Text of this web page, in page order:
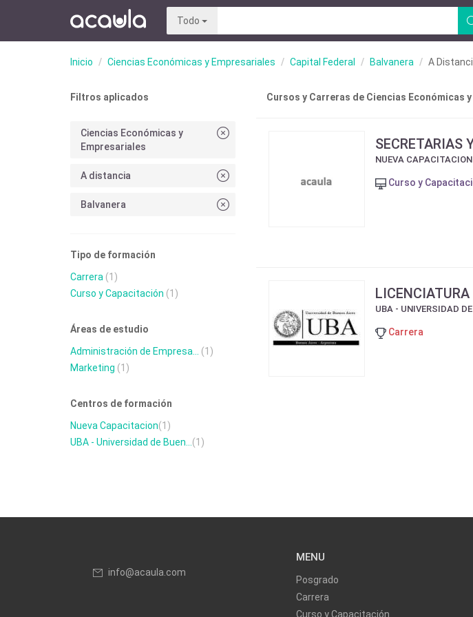
Todo
Inicio Ciencias Económicas y Empresariales Capital Federal Balvanera A
Filtros aplicados
Ciencias Económicas y
Empresariales
A distancia
Balvanera
Tipo de formación
Carrera (1)
Curso y Capacitación (1)
Áreas de estudio
Administración de Empresa...
(1)
Marketing (1)
Centros de formación
Nueva Capacitacion(1)
UBA - Universidad de Buen... (1)
Cursos y Carreras de Ciencias Económicas
SECRETARIAS
NUEVA CAPACITACION
Curso y
UBA - UNIVERSIDAD
Carrera
info@acaula.com
MENU
Posgrado
Carrera
Curso y Capacitación